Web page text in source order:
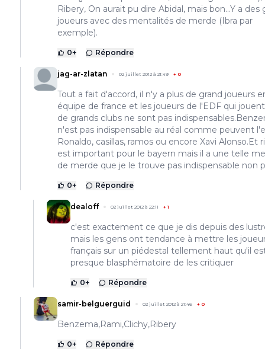
Ribery, On aurait pu dire Abidal, mais bon...Y a des
joueurs avec des mentalités de merde (Ibra par
exemple).
0+ Répondre
jag-ar-zlatan 02 juillet 2012 à 21:49 + 0
Tout a fait d'accord, il n'y a plus de grand joueurs
équipe de france et les joueurs de l'EDF qui
de grands clubs ne sont pas
n'est pas indispensable au réal comme peuvent
Ronaldo, casillas, ramos ou encore Xavi Alonso.Et
est important pour le bayern mais il a une telle
de merde que je le trouve pas indispensable non
0+ Répondre
dealoff 02 juillet 2012 à 22:11 +1
c'est exactement ce que je dis depuis des
mais les gens ont tendance à mettre les
français sur un piédestal tellement haut qu'il
presque blasphématoire de les critiquer
0+ Répondre
samir-belguerguid 02 juillet 2012 à 21:46 + 0
Benzema,Rami,Clichy,Ribery
0+ Répondre